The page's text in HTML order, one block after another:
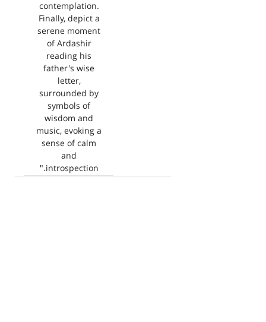
contemplation.
Finally, depict a
serene moment
of Ardashir
reading his
father's wise
letter,
surrounded by
symbols of
wisdom and
music, evoking a
sense of calm
and
introspection."